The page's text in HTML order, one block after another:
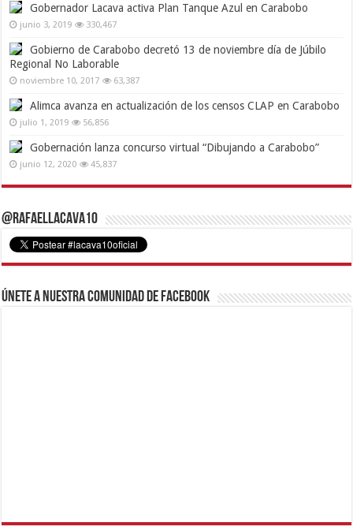
Gobernador Lacava activa Plan Tanque Azul en Carabobo
junio 3, 2019 330,467
Gobierno de Carabobo decretó 13 de noviembre día de Júbilo
Regional No Laborable
noviembre 10, 2017 63,387
Alimca avanza en actualización de los censos CLAP en Carabobo
julio 1, 2019 56,856
Gobernación lanza concurso virtual “Dibujando a Carabobo”
junio 12, 2020 45,837
@RafaelLacava10
Únete a nuestra comunidad de Facebook